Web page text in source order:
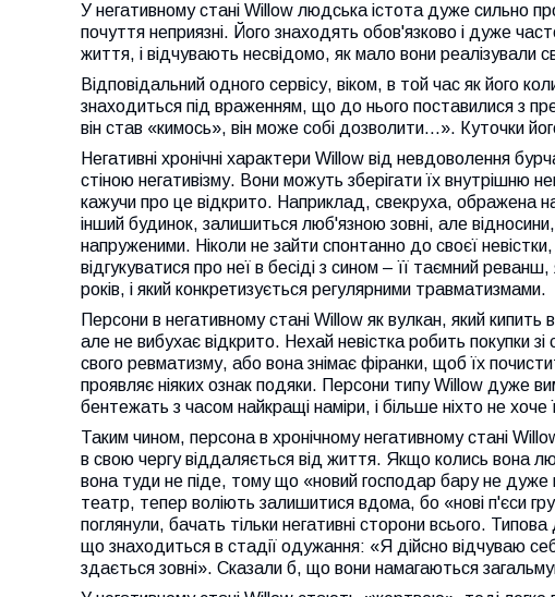
У негативному стані Willow людська істота дуже сильно
почуття неприязні. Його знаходять обов'язково і дуже
життя, і відчувають несвідомо, як мало вони реалізували
Відповідальний одного сервісу, віком, в той час як його
знаходиться під враженням, що до нього поставилися з
він став «кимось», він може собі дозволити...». Куточки
Негативні хронічні характери Willow від невдоволення
стіною негативізму. Вони можуть зберігати їх внутрішню
кажучи про це відкрито. Наприклад, свекруха, ображена
інший будинок, залишиться люб'язною зовні, але
напруженими. Ніколи не зайти спонтанно до своєї
відгукуватися про неї в бесіді з сином – її таємний
років, і який конкретизується регулярними травматизмами.
Персони в негативному стані Willow як вулкан, який кипить
але не вибухає відкрито. Нехай невістка робить покупки
свого ревматизму, або вона знімає фіранки, щоб їх
проявляє ніяких ознак подяки. Персони типу Willow дуже
бентежать з часом найкращі наміри, і більше ніхто не
Таким чином, персона в хронічному негативному стані
в свою чергу віддаляється від життя. Якщо колись вона
вона туди не піде, тому що «новий господар бару не дуже
театр, тепер воліють залишитися вдома, бо «нові п'єси
поглянули, бачать тільки негативні сторони всього.
що знаходиться в стадії одужання: «Я дійсно відчуваю
здається зовні». Сказали б, що вони намагаються